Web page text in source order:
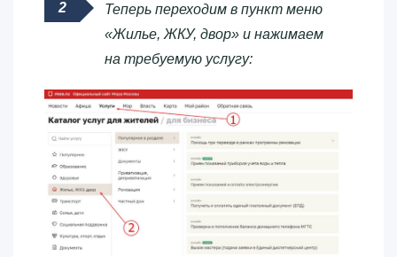
Теперь переходим в пункт меню
«Жилье, ЖКУ, двор» и нажимаем
на требуемую услугу: